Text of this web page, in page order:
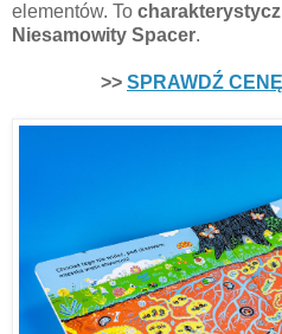
elementów. To
Niesamowity Spacer.
>> SPRAWDŹ